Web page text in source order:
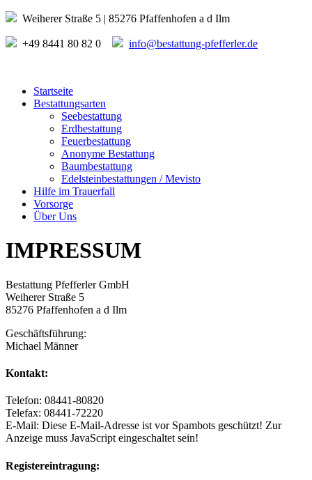
Weiherer Straße 5 | 85276 Pfaffenhofen a d Ilm
+49 8441 80 82 0 info@bestattung-pfefferler.de
Startseite
Bestattungsarten
Seebestattung
Erdbestattung
Feuerbestattung
Anonyme Bestattung
Baumbestattung
Edelsteinbestattungen / Mevisto
Hilfe im Trauerfall
Vorsorge
Über Uns
IMPRESSUM
Bestattung Pfefferler GmbH
Weiherer Straße 5
85276 Pfaffenhofen a d Ilm
Geschäftsführung:
Michael Männer
Kontakt:
Telefon: 08441-80820
Telefax: 08441-72220
E-Mail: Diese E-Mail-Adresse ist vor Spambots geschützt! Zur
Anzeige muss JavaScript eingeschaltet sein!
Registereintragung: